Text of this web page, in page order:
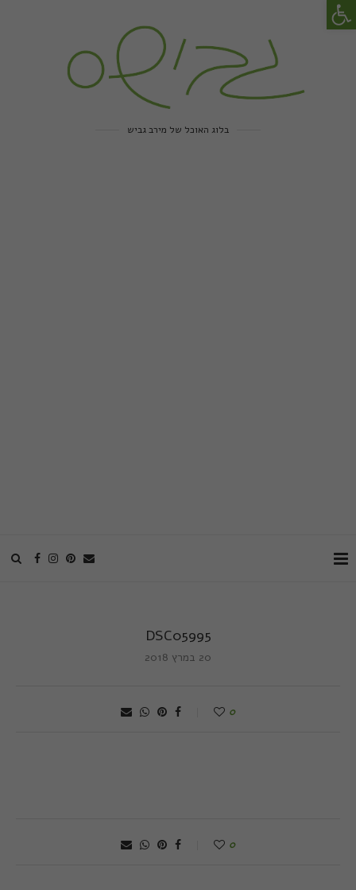
בלוג האוכל של מירב גביש
DSC05995
20 במרץ 2018
0
0